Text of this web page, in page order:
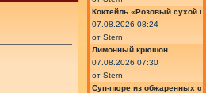
Коктейль «Розовый сухой
07.08.2026 08:24
от Stern
Лимонный крюшон
07.08.2026 07:30
от Stern
Суп-пюре из обжаренных